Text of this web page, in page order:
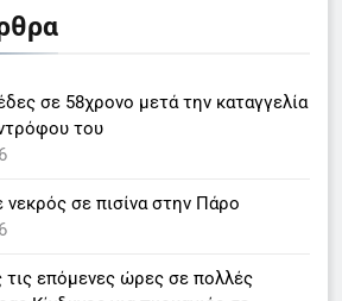
29 Ιουλίου 2026
τελεφερίκ της Αίτνας
επισκέπτες στο
ηφαίστειο
29 Ιουλίου 2026
σε 58χρονο μετά την καταγγελία
του
σε πισίνα στην Πάρο
τις επόμενες ώρες σε πολλές
«τιμόνι» του κεντρικού δελτίου
ειδήσεων της ΕΡΤ
LIFESTYLE-MEDIA
LIFESTYLE-MEDIA